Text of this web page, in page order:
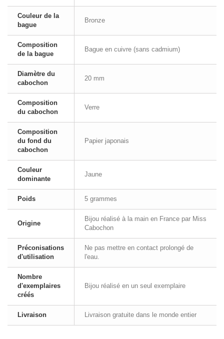
Couleur de la
bague
Bronze
Composition
de la bague
Bague en cuivre (sans cadmium)
Diamètre du
cabochon
20 mm
Composition
du cabochon
Verre
Composition
du fond du
cabochon
Papier japonais
Couleur
dominante
Jaune
Poids 5 grammes
Origine
Bijou réalisé à la main en France par Miss
Cabochon
Préconisations
d'utilisation
Ne pas mettre en contact prolongé de
l'eau.
Nombre
d'exemplaires
créés
Bijou réalisé en un seul exemplaire
Livraison Livraison gratuite dans le monde entier